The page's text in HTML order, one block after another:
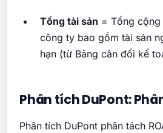
Tổng tài sản = Tổng cộng
công ty bao gồm tài sản
hạn (từ Bảng cân đối kế
Phân tích DuPont:
Phân tích DuPont phân tách